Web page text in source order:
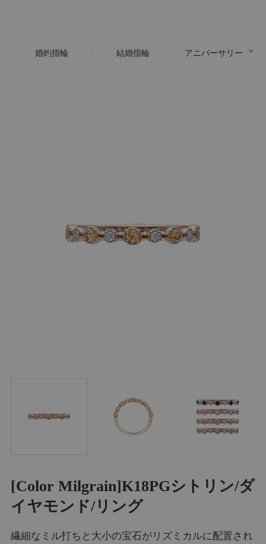
婚約指輪 結婚指輪 アニバーサリー
[Color Milgrain]K18PGシトリン/ダ
イヤモンド/リング
繊細なミル打ちと大小の宝石がリズミカルに配置され